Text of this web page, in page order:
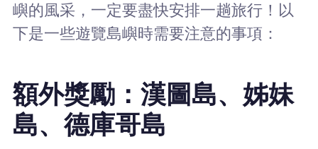
嶼的風采，一定要盡快安排一趟旅行！以
下是一些遊覽島嶼時需要注意的事項：
額外獎勵：漢圖島、姊妹
島、德庫哥島